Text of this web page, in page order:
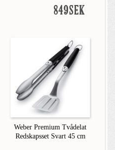
849SEK
Weber Premium Tvådelat
Redskapsset Svart 45 cm